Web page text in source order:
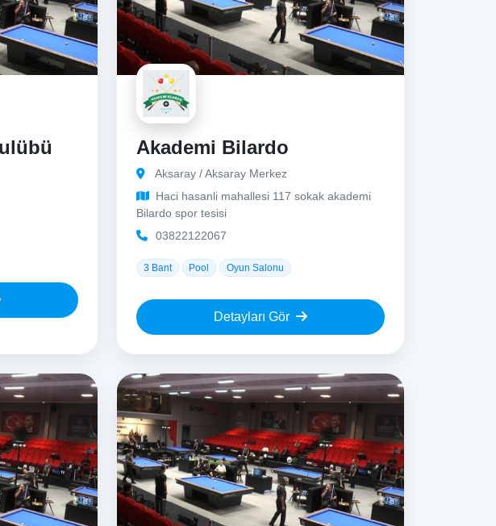
Akademi Bilardo
Aksaray / Aksaray Merkez
Haci hasanli mahallesi 117 sokak akademi
Bilardo spor tesisi
03822122067
3 Bant Pool Oyun Salonu
Detayları Gör